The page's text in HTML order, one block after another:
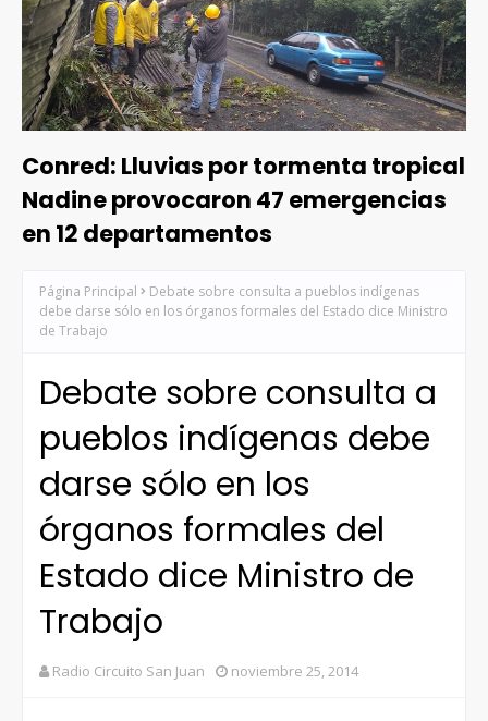
Conred: Lluvias por tormenta tropical
Nadine provocaron 47 emergencias
en 12 departamentos
Página Principal
Debate sobre consulta a pueblos indígenas
debe darse sólo en los órganos formales del Estado dice Ministro
de Trabajo
Debate sobre consulta a
pueblos indígenas debe
darse sólo en los
órganos formales del
Estado dice Ministro de
Trabajo
Radio Circuito San Juan noviembre 25, 2014